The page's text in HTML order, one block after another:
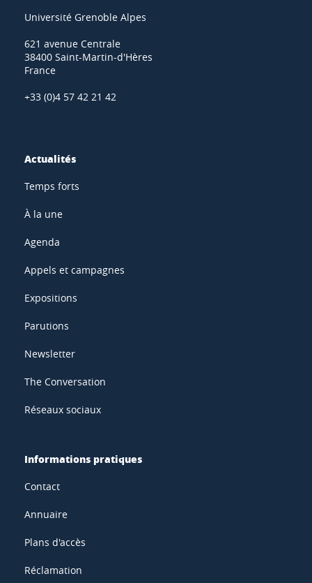
Université Grenoble Alpes
621 avenue Centrale
38400 Saint-Martin-d'Hères
France
+33 (0)4 57 42 21 42
Actualités
Temps forts
À la une
Agenda
Appels et campagnes
Expositions
Parutions
Newsletter
The Conversation
Réseaux sociaux
Informations pratiques
Contact
Annuaire
Plans d'accès
Réclamation